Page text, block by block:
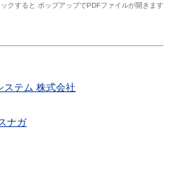
クすると ポップアップでPDFファイルが開きます
ステム 株式会社
ナガ